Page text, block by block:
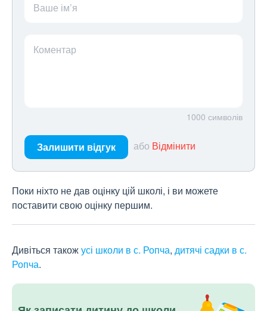
Ваше ім’я
Коментар
1000 символів
Залишити відгук або Відмінити
Поки ніхто не дав оцінку цій школі, і ви можете
поставити свою оцінку першим.
Дивіться такожусі школи в с. Ропча, дитячі садки в с.
Ропча.